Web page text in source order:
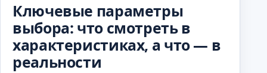
Ключевые параметры
выбора: что смотреть в
характеристиках, а что — в
реальности